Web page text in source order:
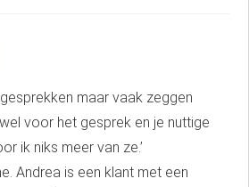
maar vaak zeggen
voor het gesprek en je nuttige
ik niks meer van ze.’
Andrea is een klant met een